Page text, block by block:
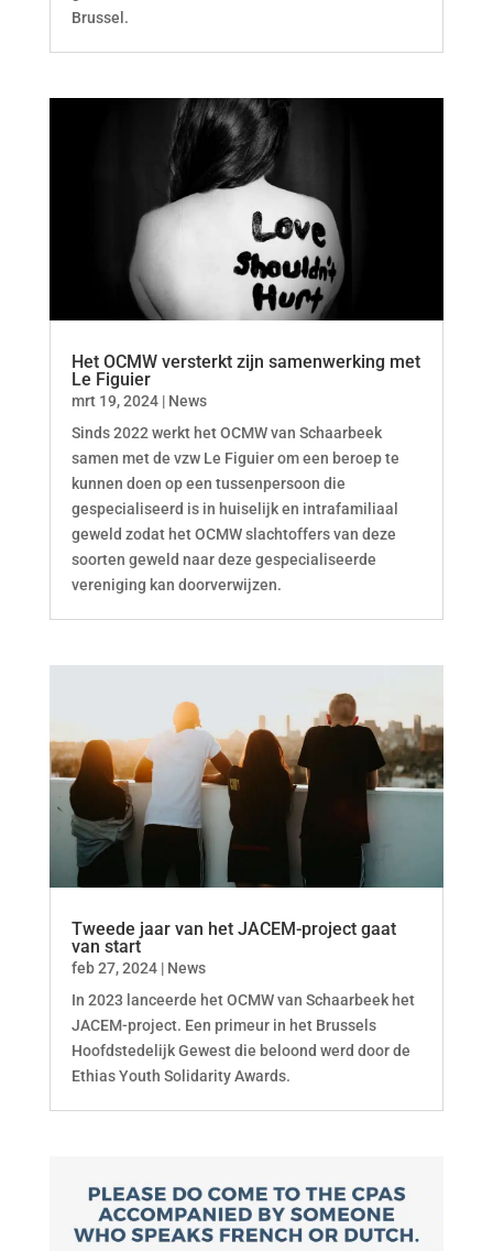
Brussel.
Het OCMW versterkt zijn samenwerking met
Le Figuier
mrt 19, 2024| News
Sinds 2022 werkt het OCMW van Schaarbeek
samen met de vzw Le Figuier om een beroep te
kunnen doen op een tussenpersoon die
gespecialiseerd is in huiselijk en intrafamiliaal
geweld zodat het OCMW slachtoffers van deze
soorten geweld naar deze gespecialiseerde
vereniging kan doorverwijzen.
Tweede jaar van het JACEM-project gaat
van start
feb 27, 2024| News
In 2023 lanceerde het OCMW van Schaarbeek het
JACEM-project. Een primeur in het Brussels
Hoofdstedelijk Gewest die beloond werd door de
Ethias Youth Solidarity Awards.